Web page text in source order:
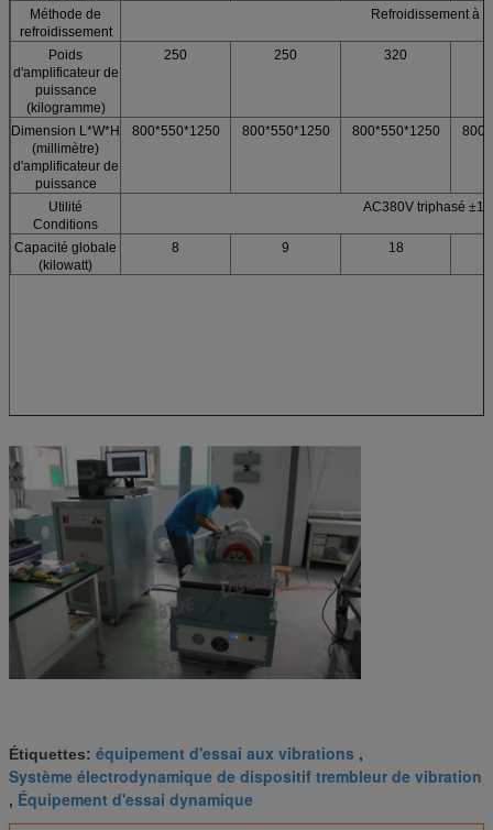
Méthode de
refroidissement
Refroidissement à
Poids
d'amplificateur de
puissance
(kilogramme)
250 250 320
Dimension L*W*H
(millimètre)
d'amplificateur de
puissance
800*550*1250 800*550*1250 800*550*1250
Utilité
Conditions
AC380V triphasé
Capacité globale
(kilowatt)
8 9 18
Étiquettes: équipement d'essai aux vibrations ,
Système électrodynamique de dispositif trembleur de vibration
, Équipement d'essai dynamique